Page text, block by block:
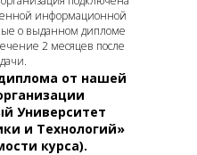
информационной
о выданном дипломе
2 месяцев после
от нашей
Университет
и Технологий»
курса).